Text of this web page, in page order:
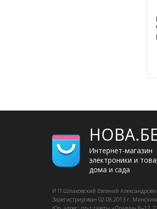
Интернет-магазин
электроники и
дома и сада
И П Шпаковский Евгений
Зарегистрирован 02.08.2013 г.